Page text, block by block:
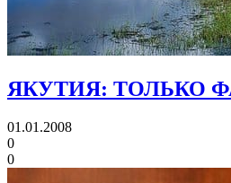
ЯКУТИЯ: ТОЛЬКО
01.01.2008
0
0